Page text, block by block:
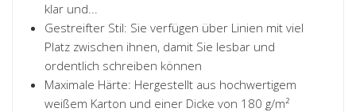
klar und...
Gestreifter Stil: Sie verfügen über Linien mit viel
Platz zwischen ihnen, damit Sie lesbar und
ordentlich schreiben können
Maximale Härte: Hergestellt aus hochwertigem
weißem Karton und einer Dicke von 180 g/m²